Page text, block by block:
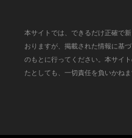
本サイトでは、できるだけ正確で
おりますが、掲載された情報に基
のもとに行ってください。本サイ
たとしても、一切責任を負いかね